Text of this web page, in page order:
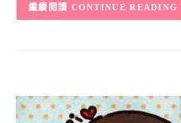
CONTINUE READING